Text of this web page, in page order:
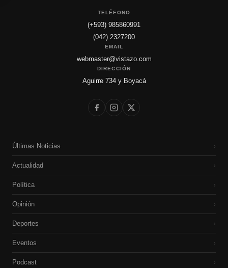
TELÉFONO
(+593) 985860991
(042) 2327200
EMAIL
webmaster@vistazo.com
DIRECCIÓN
Aguirre 734 y Boyacá
Últimas Noticias ›
Actualidad ›
Política ›
Opinión ›
Deportes ›
Eventos ›
Podcast ›